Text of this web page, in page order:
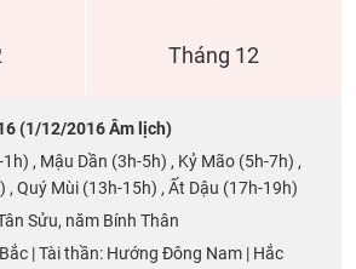
Tháng 12
(1/12/2016 Âm lịch)
, Mậu Dần (3h-5h) , Kỷ Mão (5h-7h) ,
, Quý Mùi (13h-15h) , Ất Dậu (17h-19h)
Sửu, năm Bính Thân
| Tài thần: Hướng Đông Nam | Hắc